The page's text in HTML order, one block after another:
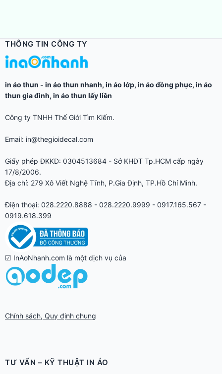
THÔNG TIN CÔNG TY
in áo thun - in áo thun nhanh, in áo lớp, in áo đồng phục, in áo
thun gia đình, in áo thun lấy liền
Công ty TNHH Thế Giới Tìm Kiếm.
Email: in@thegioidecal.com
Giấy phép ĐKKD: 0304513684 - Sở KHĐT Tp.HCM cấp ngày
17/8/2006.
Địa chỉ: 279 Xô Viết Nghệ Tĩnh, P.Gia Định, TP.Hồ Chí Minh.
Điện thoại: 028.2220.8888 - 028.2220.9999 - 0917.165.567 -
0919.618.399
☑ InAoNhanh.com là một dịch vụ của
Chính sách, Quy định chung
TƯ VẤN – KỸ THUẬT IN ÁO